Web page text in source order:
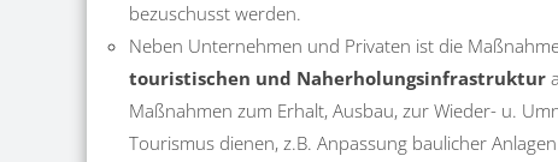
bezuschusst werden.
Neben Unternehmen und Privaten ist die
touristischen und Naherholungsinfrastruktur
Maßnahmen zum Erhalt, Ausbau, zur Wieder- u.
Tourismus dienen, z.B. Anpassung baulicher